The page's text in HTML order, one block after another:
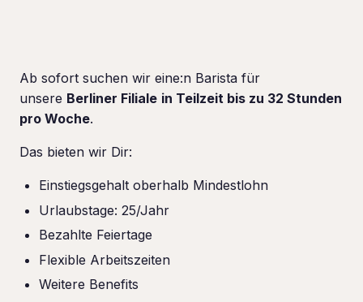
Ab sofort suchen wir eine:n Barista für
unsere Berliner Filiale in Teilzeit bis zu 32 Stunden
pro Woche.
Das bieten wir Dir:
Einstiegsgehalt oberhalb Mindestlohn
Urlaubstage: 25/Jahr
Bezahlte Feiertage
Flexible Arbeitszeiten
Weitere Benefits